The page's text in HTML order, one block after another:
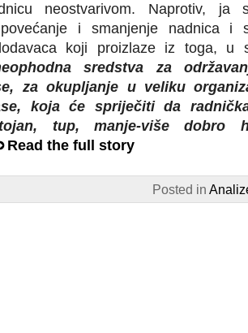
neostvarivom. Naprotiv,
povećanje i smanjenje nadnica i
koji proizlaze iz toga, u
sredstva za
za okupljanje u veliku
koja će spriječiti da
tup, manje-više dobro
Read the full story
Posted in